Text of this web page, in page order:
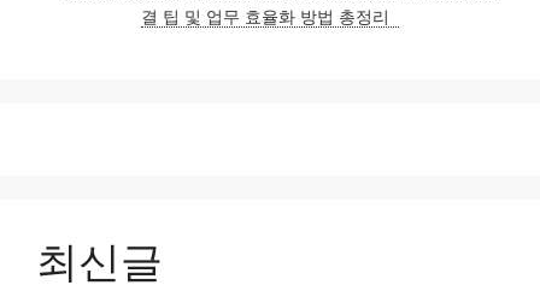
결 팁 및 업무 효율화 방법 총정리
최신글